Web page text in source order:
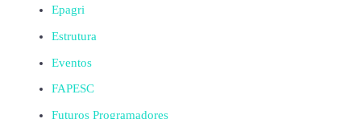
Epagri
Estrutura
Eventos
FAPESC
Futuros Programadores